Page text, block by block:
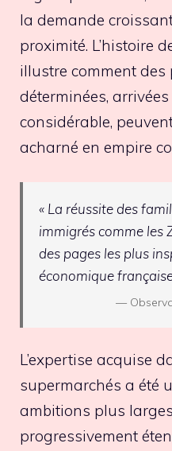
la demande
proximité. L’histoire
illustre comment des
déterminées,
considérable,
acharné en empire
« La réussite des
immigrés comme les
des pages les plus
économique
—
L’expertise acquise
supermarchés a été
ambitions plus
progressivement